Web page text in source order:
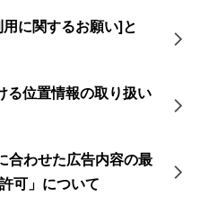
に関するお願い]と
る位置情報の取り扱い
合わせた広告内容の最
可」について